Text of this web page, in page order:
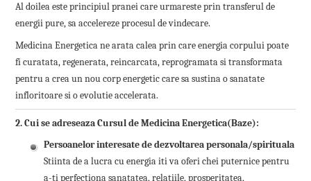
Al doilea este principiul pranei care urmareste prin transferul de
energii pure, sa accelereze procesul de vindecare.
Medicina Energetica ne arata calea prin care energia corpului poate
fi curatata, regenerata, reincarcata, reprogramata si transformata
pentru a crea un nou corp energetic care sa sustina o sanatate
infloritoare si o evolutie accelerata.
2. Cui se adreseaza Cursul de Medicina Energetica(Baze):
Persoanelor interesate de dezvoltarea personala/spirituala
Stiinta de a lucra cu energia iti va oferi chei puternice pentru
a-ti perfectiona sanatatea, relatiile, prosperitatea,